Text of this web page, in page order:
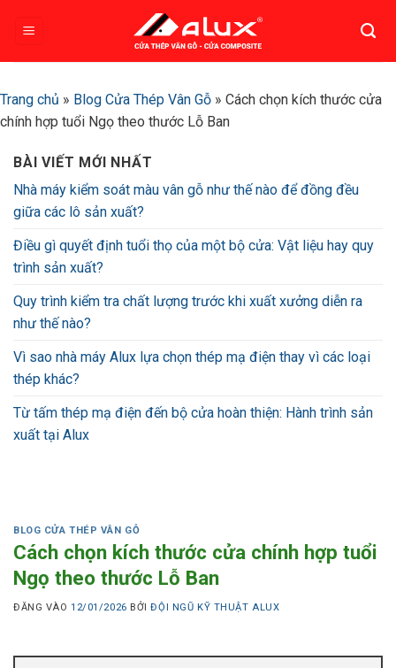
Trang chủ » Blog Cửa Thép Vân Gỗ » Cách chọn kích thước cửa
chính hợp tuổi Ngọ theo thước Lỗ Ban
BÀI VIẾT MỚI NHẤT
Nhà máy kiểm soát màu vân gỗ như thế nào để đồng đều
giữa các lô sản xuất?
Điều gì quyết định tuổi thọ của một bộ cửa: Vật liệu hay quy
trình sản xuất?
Quy trình kiểm tra chất lượng trước khi xuất xưởng diễn ra
như thế nào?
Vì sao nhà máy Alux lựa chọn thép mạ điện thay vì các loại
thép khác?
Từ tấm thép mạ điện đến bộ cửa hoàn thiện: Hành trình sản
xuất tại Alux
BLOG CỬA THÉP VÂN GỖ
Cách chọn kích thước cửa chính hợp tuổi
Ngọ theo thước Lỗ Ban
ĐĂNG VÀO12/01/2026 BỞIĐỘI NGŨ KỸ THUẬT ALUX